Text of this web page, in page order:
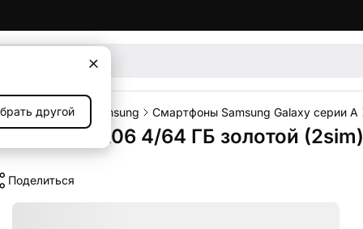
другой
Смартфоны Samsung Смартфоны Samsung Galaxy серии A
Galaxy A06 4/64 ГБ золотой (2sim)
Поделиться